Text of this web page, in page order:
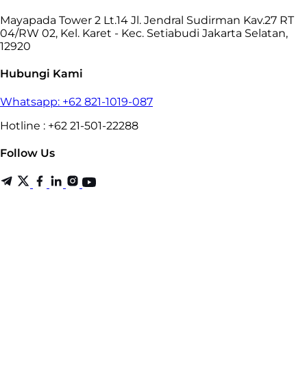
Mayapada Tower 2 Lt.14 Jl. Jendral Sudirman Kav.27 RT
04/RW 02, Kel. Karet - Kec. Setiabudi Jakarta Selatan,
12920
Hubungi Kami
Whatsapp: +62 821-1019-087
Hotline : +62 21-501-22288
Follow Us